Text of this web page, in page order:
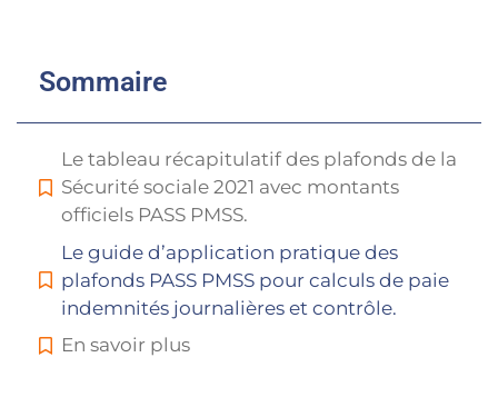
Sommaire
Le tableau récapitulatif des plafonds de la
Sécurité sociale 2021 avec montants
officiels PASS PMSS.
Le guide d’application pratique des
plafonds PASS PMSS pour calculs de paie
indemnités journalières et contrôle.
En savoir plus